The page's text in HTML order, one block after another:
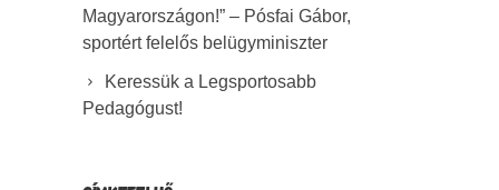
Magyarországon!” – Pósfai Gábor,
sportért felelős belügyminiszter
Keressük a Legsportosabb
Pedagógust!